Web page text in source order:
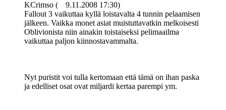
KCrimso (
9.11.2008 17:30)
Fallout 3 vaikuttaa kyllä loistavalta 4 tunnin pelaamisen
jälkeen. Vaikka monet asiat muistuttavatkin melkoisesti
Oblivionista niin ainakin toistaiseksi pelimaailma
vaikuttaa paljon kiinnostavammalta.
Nyt puristit voi tulla kertomaan että tämä on ihan paska
ja edelliset osat ovat miljardi kertaa parempi ym.